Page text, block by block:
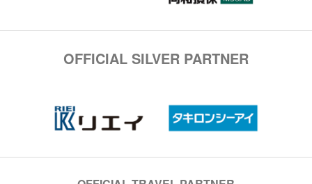
OFFICIAL SILVER PARTNER